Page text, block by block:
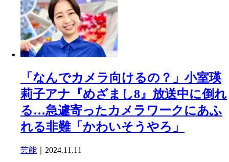
「なんでカメラ向けるの？」小室瑛
莉子アナ『めざまし8』放送中に倒れ
る…急遽寄ったカメラワークにあふ
れる非難「かわいそうやろ」
芸能 ｜2024.11.11